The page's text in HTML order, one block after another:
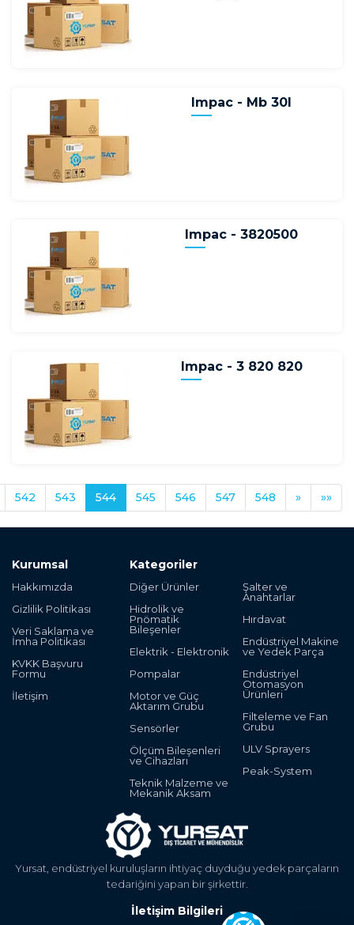
Impac - Mb 30l
Impac - 3820500
Impac - 3 820 820
542 543 544 545 546 547 548 » »»
Yursat, endüstriyel kuruluşların ihtiyaç duyduğu yedek parçaların
tedariğini yapan bir şirkettir.
Kurumsal
Hakkımızda
Gizlilik Politikası
Veri Saklama ve
İmha Politikası
KVKK Başvuru
Formu
İletişim
Kategoriler
Diğer Ürünler
Hidrolik ve
Pnömatik
Bileşenler
Elektrik - Elektronik
Pompalar
Motor ve Güç
Aktarım Grubu
Sensörler
Ölçüm Bileşenleri
ve Cihazları
Teknik Malzeme ve
Mekanik Aksam
Şalter ve
Anahtarlar
Hırdavat
Endüstriyel Makine
ve Yedek Parça
Endüstriyel
Otomasyon
Ürünleri
Filteleme ve Fan
Grubu
ULV Sprayers
Peak-System
İletişim Bilgileri